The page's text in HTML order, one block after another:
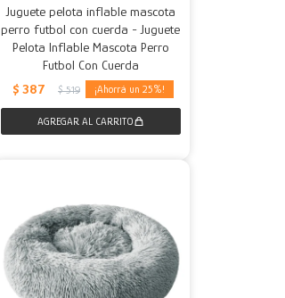
Juguete pelota inflable mascota
perro futbol con cuerda - Juguete
Pelota Inflable Mascota Perro
Futbol Con Cuerda
$ 387 $ 519 25